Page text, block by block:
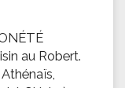
au Robert.